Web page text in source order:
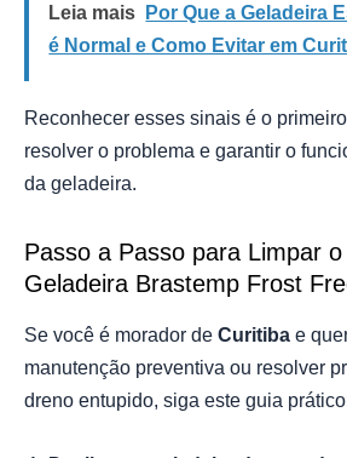
Leia mais
Por Que a Geladeira
é Normal e Como Evitar em
Reconhecer esses sinais é o
resolver o problema e garantir o
da geladeira.
Passo a Passo para Limpar
Geladeira Brastemp Frost
Se você é morador de Curitiba e
manutenção preventiva ou resolver
dreno entupido, siga este guia